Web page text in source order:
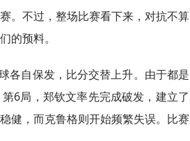
。不过，整场比赛看下来，对抗不算
的预料。
各自保发，比分交替上升。由于都是
6局，郑钦文率先完成破发，建立了
健，而克鲁格则开始频繁失误。比赛